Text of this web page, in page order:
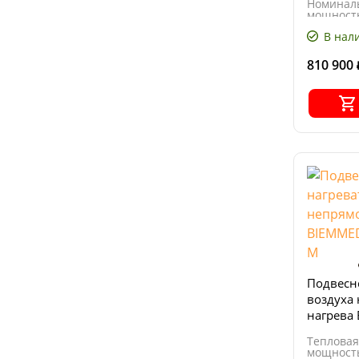
Поток
м³/ч
В
810 900
воздуха
нагрева
Тепловая